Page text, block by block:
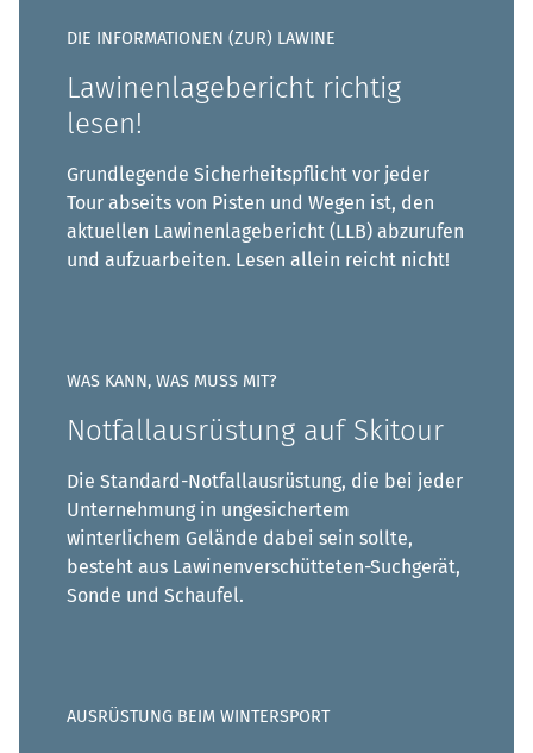
DIE INFORMATIONEN (ZUR) LAWINE
Lawinenlagebericht richtig
lesen!
Grundlegende Sicherheitspflicht vor jeder
Tour abseits von Pisten und Wegen ist, den
aktuellen Lawinenlagebericht (LLB) abzurufen
und aufzuarbeiten. Lesen allein reicht nicht!
WAS KANN, WAS MUSS MIT?
Notfallausrüstung auf Skitour
Die Standard-Notfallausrüstung, die bei jeder
Unternehmung in ungesichertem
winterlichem Gelände dabei sein sollte,
besteht aus Lawinenverschütteten-Suchgerät,
Sonde und Schaufel.
AUSRÜSTUNG BEIM WINTERSPORT